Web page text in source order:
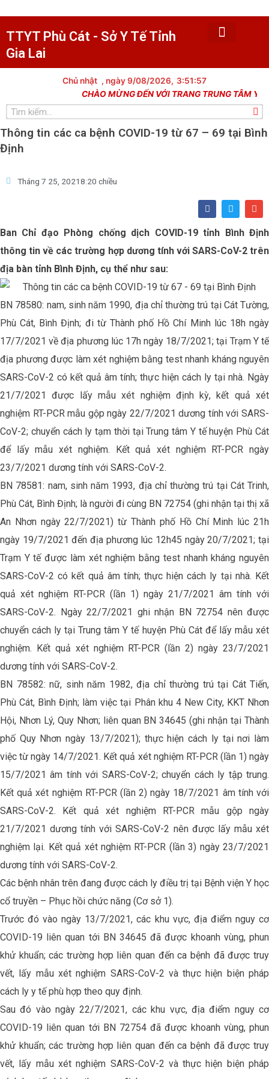
tới
nội
dung
TTYT Phù Cát - Sở Y Tế Tỉnh
Gia Lai
Chủ nhật , ngày 9/08/2026, 3:51:57
CHÀO MỪNG ĐẾN VỚI TRANG TRUNG TÂM Y TẾ
Tìm
Thông tin các ca bệnh COVID-19 từ 67 – 69 tại Bình
Định
Tháng 7 25, 20218:20 chiều
F
a
c
e
b
o
o
T
w
i
t
t
e
r
E
n
v
e
l
o
p
Ban Chỉ đạo Phòng chống dịch COVID-19 tỉnh Bình Định
thông tin về các trường hợp dương tính với SARS-CoV-2 trên
địa bàn tỉnh Bình Định, cụ thể như sau:
BN 78580: nam, sinh năm 1990, địa chỉ thường trú tại Cát Tường,
Phù Cát, Bình Định; đi từ Thành phố Hồ Chí Minh lúc 18h ngày
17/7/2021 về địa phương lúc 17h ngày 18/7/2021; tại Trạm Y tế
địa phương được làm xét nghiệm bằng test nhanh kháng nguyên
SARS-CoV-2 có kết quả âm tính; thực hiện cách ly tại nhà. Ngày
21/7/2021 được lấy mẫu xét nghiệm định kỳ, kết quả xét
nghiệm RT-PCR mẫu gộp ngày 22/7/2021 dương tính với SARS-
CoV-2; chuyển cách ly tạm thời tại Trung tâm Y tế huyện Phù Cát
để lấy mẫu xét nghiệm. Kết quả xét nghiệm RT-PCR ngày
23/7/2021 dương tính với SARS-CoV-2.
BN 78581: nam, sinh năm 1993, địa chỉ thường trú tại Cát Trinh,
Phù Cát, Bình Định; là người đi cùng BN 72754 (ghi nhận tại thị xã
An Nhơn ngày 22/7/2021) từ Thành phố Hồ Chí Minh lúc 21h
ngày 19/7/2021 đến địa phương lúc 12h45 ngày 20/7/2021; tại
Trạm Y tế được làm xét nghiệm bằng test nhanh kháng nguyên
SARS-CoV-2 có kết quả âm tính; thực hiện cách ly tại nhà. Kết
quả xét nghiệm RT-PCR (lần 1) ngày 21/7/2021 âm tính với
SARS-CoV-2. Ngày 22/7/2021 ghi nhận BN 72754 nên được
chuyển cách ly tại Trung tâm Y tế huyện Phù Cát để lấy mẫu xét
nghiệm. Kết quả xét nghiệm RT-PCR (lần 2) ngày 23/7/2021
dương tính với SARS-CoV-2.
BN 78582: nữ, sinh năm 1982, địa chỉ thường trú tại Cát Tiến,
Phù Cát, Bình Định; làm việc tại Phân khu 4 New City, KKT Nhơn
Hội, Nhơn Lý, Quy Nhơn; liên quan BN 34645 (ghi nhận tại Thành
phố Quy Nhơn ngày 13/7/2021); thực hiện cách ly tại nơi làm
việc từ ngày 14/7/2021. Kết quả xét nghiệm RT-PCR (lần 1) ngày
15/7/2021 âm tính với SARS-CoV-2; chuyển cách ly tập trung.
Kết quả xét nghiệm RT-PCR (lần 2) ngày 18/7/2021 âm tính với
SARS-CoV-2. Kết quả xét nghiệm RT-PCR mẫu gộp ngày
21/7/2021 dương tính với SARS-CoV-2 nên được lấy mẫu xét
nghiệm lại. Kết quả xét nghiệm RT-PCR (lần 3) ngày 23/7/2021
dương tính với SARS-CoV-2.
Các bệnh nhân trên đang được cách ly điều trị tại Bệnh viện Y học
cổ truyền – Phục hồi chức năng (Cơ sở 1).
Trước đó vào ngày 13/7/2021, các khu vực, địa điểm nguy cơ
COVID-19 liên quan tới BN 34645 đã được khoanh vùng, phun
khử khuẩn; các trường hợp liên quan đến ca bệnh đã được truy
vết, lấy mẫu xét nghiệm SARS-CoV-2 và thực hiện biện pháp
cách ly y tế phù hợp theo quy định.
Sau đó vào ngày 22/7/2021, các khu vực, địa điểm nguy cơ
COVID-19 liên quan tới BN 72754 đã được khoanh vùng, phun
khử khuẩn; các trường hợp liên quan đến ca bệnh đã được truy
vết, lấy mẫu xét nghiệm SARS-CoV-2 và thực hiện biện pháp